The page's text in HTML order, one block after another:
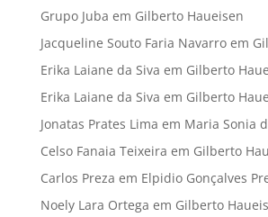
Grupo Juba em Gilberto Haueisen
Jacqueline Souto Faria Navarroem
Erika Laiane da Siva em Gilberto
Erika Laiane da Siva em Gilberto
Jonatas Prates Lima em Maria Sonia
Celso Fanaia Teixeira em Gilberto
Carlos Preza em Elpidio Gonçalves
Noely Lara Ortega em Gilberto